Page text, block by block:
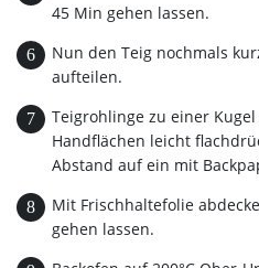
45 Min gehen lassen.
Nun den Teig nochmals
aufteilen.
Teigrohlinge zu einer
Handflächen leicht
Abstand auf ein mit
Mit Frischhaltefolie
gehen lassen.